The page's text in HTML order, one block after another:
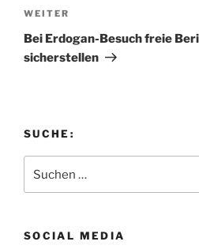
Nächster
Beitrag
WEITER
Bei Erdogan-Besuch freie
sicherstellen
SUCHE:
nach:
SOCIAL MEDIA